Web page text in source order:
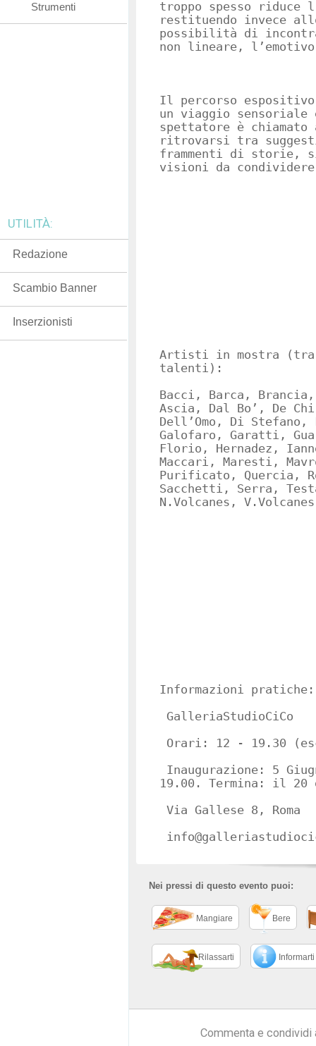
troppo spesso riduce
restituendo invece
possibilità di
non lineare,
Il percorso espositivo
un viaggio
spettatore è chiamato
ritrovarsi tra
frammenti di storie,
visioni da
Artisti in mostra
talenti):
Bacci, Barca,
Ascia, Dal Bo’, De
Dell’Omo, Di
Galofaro, Garatti,
Florio, Hernadez,
Maccari, Maresti,
Purificato, Quercia,
Sacchetti, Serra,
N.Volcanes,
Informazioni pratiche:
GalleriaStudioCiCo
Orari: 12 - 19.30
Inaugurazione: 5
19.00. Termina: il 20
Via Gallese 8, Roma
Nei pressi di questo evento puoi:
Mangiare Bere
Rilassarti Informarti
Commenta e
Strumenti
UTILITÀ:
Redazione
Scambio Banner
Inserzionisti